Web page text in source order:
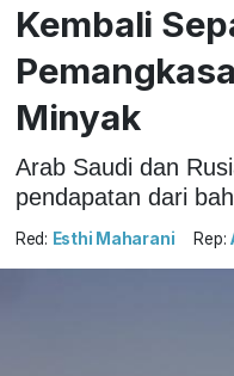
Kembali
Minyak
Arab Saudi dan
pendapatan dari
Red: Esthi Maharani Rep: